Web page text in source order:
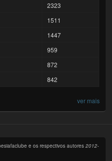
2323
1511
1447
959
872
842
ver mais
e os respectivos autores2012-